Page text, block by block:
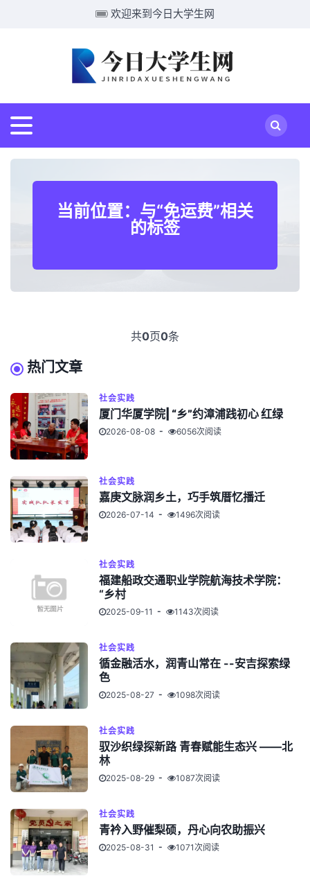
欢迎来到今日大学生网
当前位置：与“免运费”相关
的标签
共0页0条
热门文章
社会实践
厦门华厦学院| “乡”约漳浦践初心 红绿
2026-08-08 6056次阅读
社会实践
嘉庚文脉润乡土，巧手筑厝忆播迁
2026-07-14 1496次阅读
社会实践
福建船政交通职业学院航海技术学院：
“乡村
2025-09-11 1143次阅读
社会实践
循金融活水，润青山常在 --安吉探索绿
色
2025-08-27 1098次阅读
社会实践
驭沙织绿探新路 青春赋能生态兴 ——北
林
2025-08-29 1087次阅读
社会实践
青衿入野催梨硕，丹心向农助振兴
2025-08-31 1071次阅读